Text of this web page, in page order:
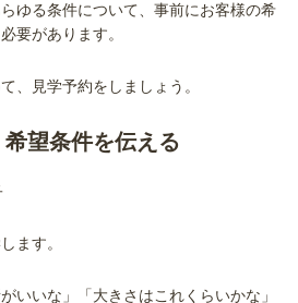
ゆる条件について、事前にお客様の希
要があります。
、見学予約をしましょう。
望条件を伝える
ます。
いいな」「大きさはこれくらいかな」